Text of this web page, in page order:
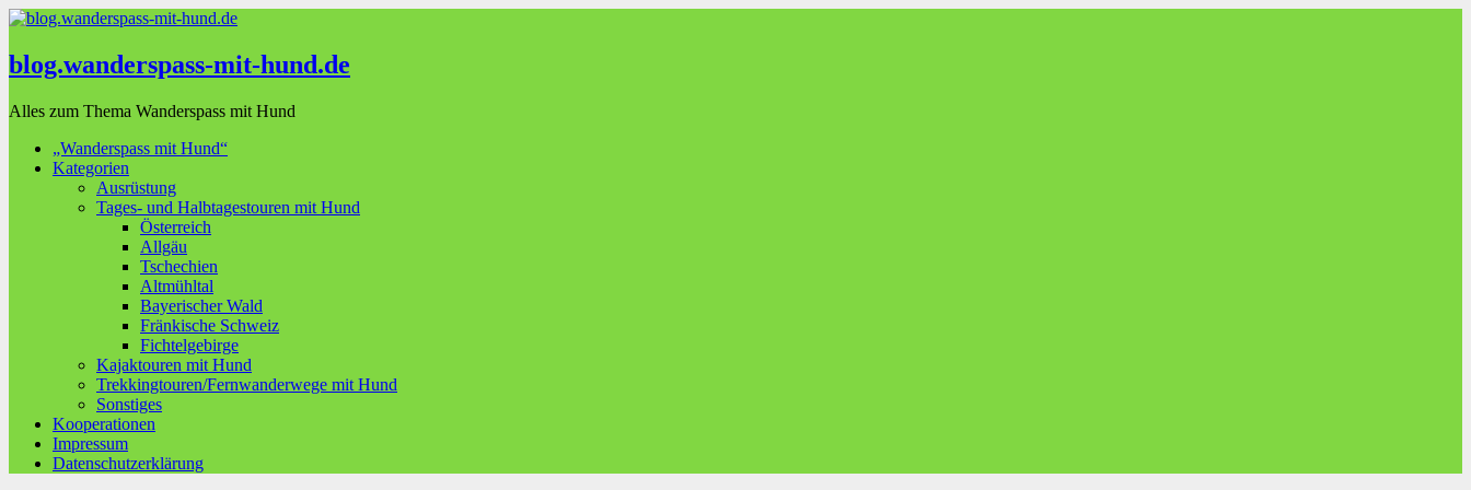
blog.wanderspass-mit-hund.de
Alles zum Thema Wanderspass mit Hund
„Wanderspass mit Hund“
Kategorien
Ausrüstung
Tages- und Halbtagestouren mit Hund
Österreich
Allgäu
Tschechien
Altmühltal
Bayerischer Wald
Fränkische Schweiz
Fichtelgebirge
Kajaktouren mit Hund
Trekkingtouren/Fernwanderwege mit Hund
Sonstiges
Kooperationen
Impressum
Datenschutzerklärung